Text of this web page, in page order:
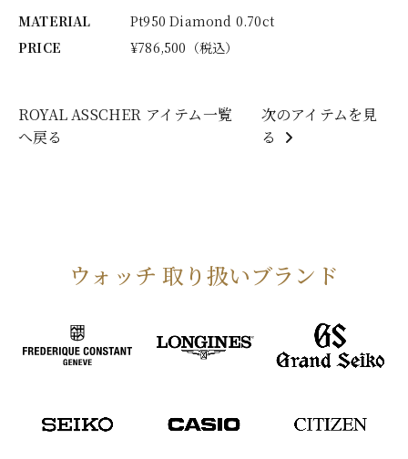
MATERIAL
Pt950 Diamond 0.70ct
PRICE
¥786,500（税込）
ROYAL ASSCHER アイテム一覧
へ戻る
次のアイテムを見
る
ウォッチ 取り扱いブランド